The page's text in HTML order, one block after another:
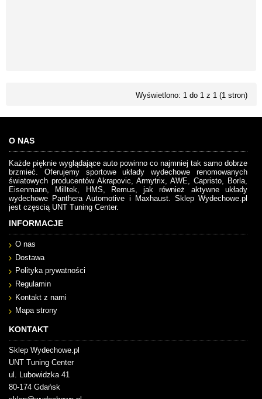
Wyświetlono: 1 do 1 z 1 (1 stron)
O NAS
Każde pięknie wyglądające auto powinno co najmniej tak samo dobrze
brzmieć. Oferujemy sportowe układy wydechowe renomowanych
światowych producentów Akrapovic, Armytrix, AWE, Capristo, Borla,
Eisenmann, Milltek, HMS, Remus, jak również aktywne układy
wydechowe Panthera Automotive i Maxhaust. Sklep Wydechowe.pl
jest częscią UNT Tuning Center.
INFORMACJE
O nas
Dostawa
Polityka prywatności
Regulamin
Kontakt z nami
Mapa strony
KONTAKT
Sklep Wydechowe.pl
UNT Tuning Center
ul. Lubowidzka 41
80-174 Gdańsk